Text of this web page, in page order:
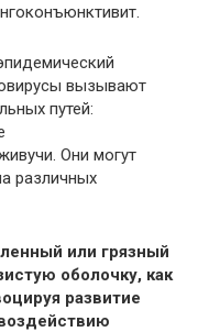
вызывают
путей:
Они могут
различных
или грязный
оболочку, как
развитие